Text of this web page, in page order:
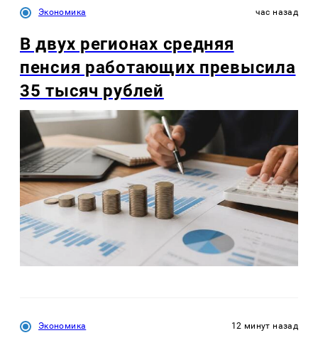
Экономика час назад
В двух регионах средняя
пенсия работающих превысила
35 тысяч рублей
Экономика 12 минут назад